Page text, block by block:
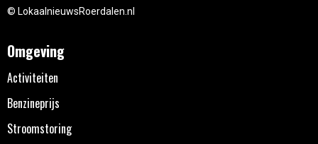
© LokaalnieuwsRoerdalen.nl
Omgeving
Activiteiten
Benzineprijs
Stroomstoring